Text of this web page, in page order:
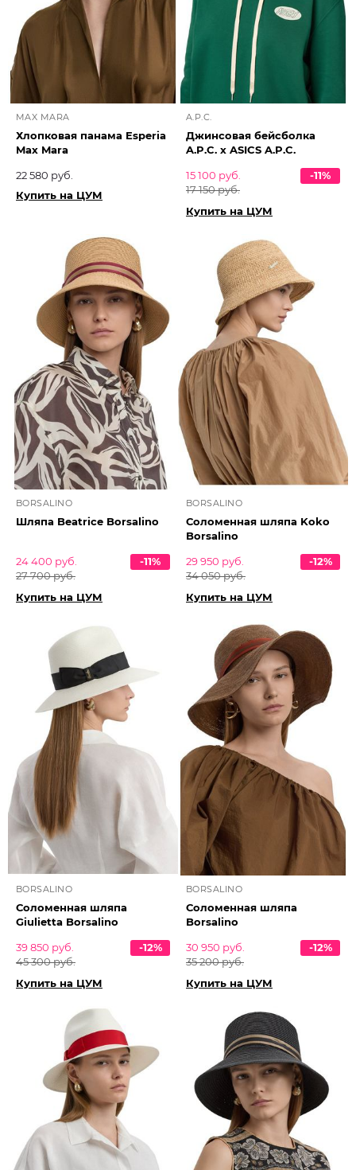
MAX MARA
Хлопковая панама Esperia
Max Mara
22 580 руб.
Купить на ЦУМ
A.P.C.
Джинсовая бейсболка
A.P.C. x ASICS A.P.C.
15 100 руб.
17 150 руб.
-11%
Купить на ЦУМ
BORSALINO
Шляпа Beatrice Borsalino
24 400 руб.
27 700 руб.
-11%
Купить на ЦУМ
BORSALINO
Соломенная шляпа Koko
Borsalino
29 950 руб.
34 050 руб.
-12%
Купить на ЦУМ
BORSALINO
Соломенная шляпа
Giulietta Borsalino
39 850 руб.
45 300 руб.
-12%
Купить на ЦУМ
BORSALINO
Соломенная шляпа
Borsalino
30 950 руб.
35 200 руб.
-12%
Купить на ЦУМ